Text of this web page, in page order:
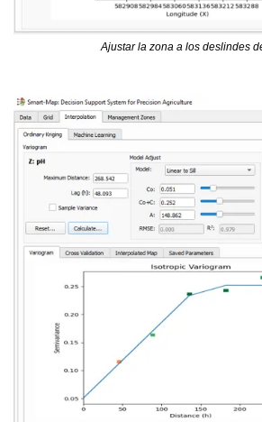
Ajustar la zona a los deslindes